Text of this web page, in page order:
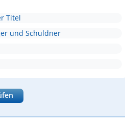
Titel
und Schuldner